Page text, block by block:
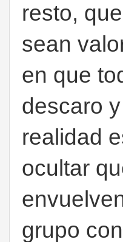
resto,
sean
en que
descaro
realidad
ocultar
grupo